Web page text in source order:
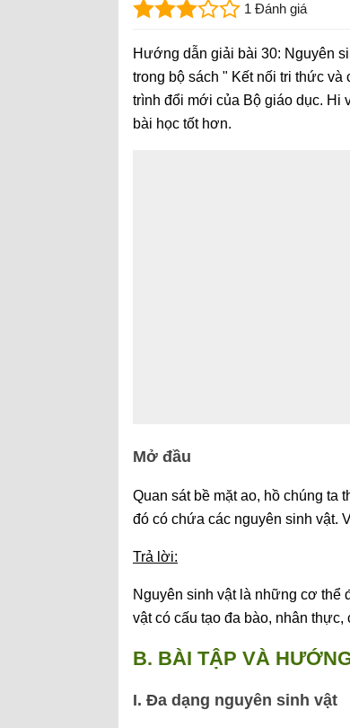
1 Đánh giá
Hướng dẫn giải bài 30: Nguyên
trong bộ sách " Kết nối tri thức
trình đổi mới của Bộ giáo dục. Hi
bài học tốt hơn.
Mở đầu
Quan sát bề mặt ao, hồ chúng ta
đó có chứa các nguyên sinh vật.
Trả lời:
Nguyên sinh vật là những cơ thể
vật có cấu tạo đa bào, nhân
B. BÀI TẬP VÀ
I. Đa dạng nguyên sinh vật